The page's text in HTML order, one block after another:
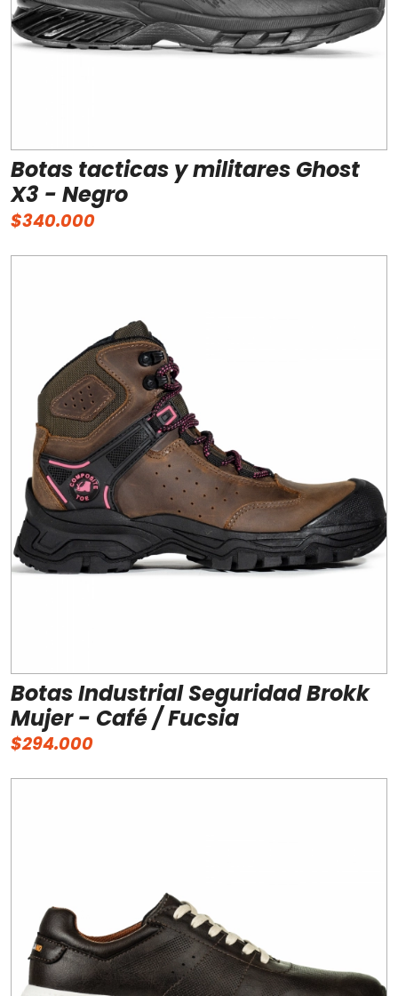
Botas tacticas y militares Ghost
X3 - Negro
$340.000
Botas Industrial Seguridad Brokk
Mujer - Café / Fucsia
$294.000